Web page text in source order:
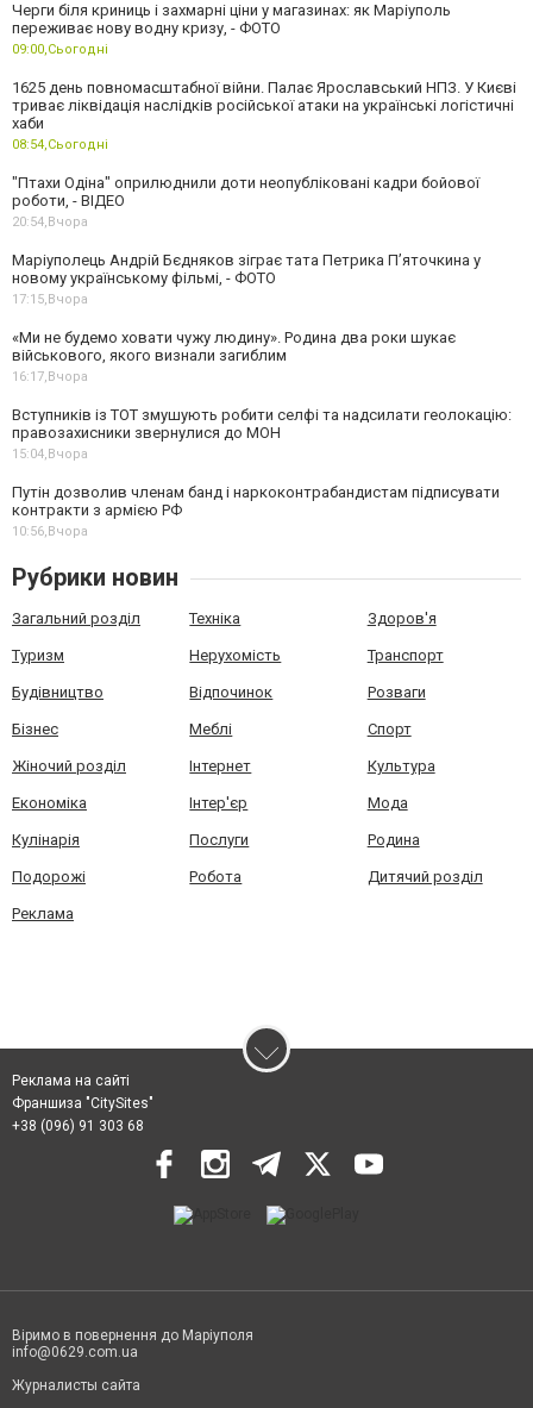
Черги біля криниць і захмарні ціни у магазинах: як Маріуполь
переживає нову водну кризу, - ФОТО
09:00,Сьогодні
1625 день повномасштабної війни. Палає Ярославський НПЗ. У Києві
триває ліквідація наслідків російської атаки на українські логістичні
хаби
08:54,Сьогодні
"Птахи Одіна" оприлюднили доти неопубліковані кадри бойової
роботи, - ВІДЕО
20:54,Вчора
Маріуполець Андрій Бєдняков зіграє тата Петрика П’яточкина у
новому українському фільмі, - ФОТО
17:15,Вчора
«Ми не будемо ховати чужу людину». Родина два роки шукає
військового, якого визнали загиблим
16:17,Вчора
Вступників із ТОТ змушують робити селфі та надсилати геолокацію:
правозахисники звернулися до МОН
15:04,Вчора
Путін дозволив членам банд і наркоконтрабандистам підписувати
контракти з армією РФ
10:56,Вчора
Рубрики новин
Загальний розділ Техніка Здоров'я
Туризм Нерухомість Транспорт
Будівництво Відпочинок Розваги
Бізнес Меблі Спорт
Жіночий розділ Інтернет Культура
Економіка Інтер'єр Мода
Кулінарія Послуги Родина
Подорожі Робота Дитячий розділ
Реклама
Реклама на сайті
Франшиза "CitySites"
+38 (096) 91 303 68
Віримо в повернення до Маріуполя
info@0629.com.ua
Журналисты сайта